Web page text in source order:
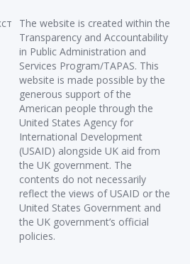
The website is created within the
Transparency and Accountability
in Public Administration and
Services Program/TAPAS. This
website is made possible by the
generous support of the
American people through the
United States Agency for
International Development
(USAID) alongside UK aid from
the UK government. The
contents do not necessarily
reflect the views of USAID or the
United States Government and
the UK government’s official
policies.